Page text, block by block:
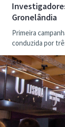
Gronelândia
Primeira
conduzida por